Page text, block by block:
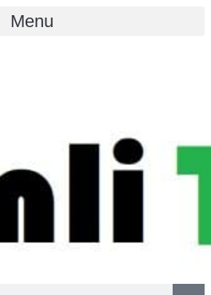
Menu